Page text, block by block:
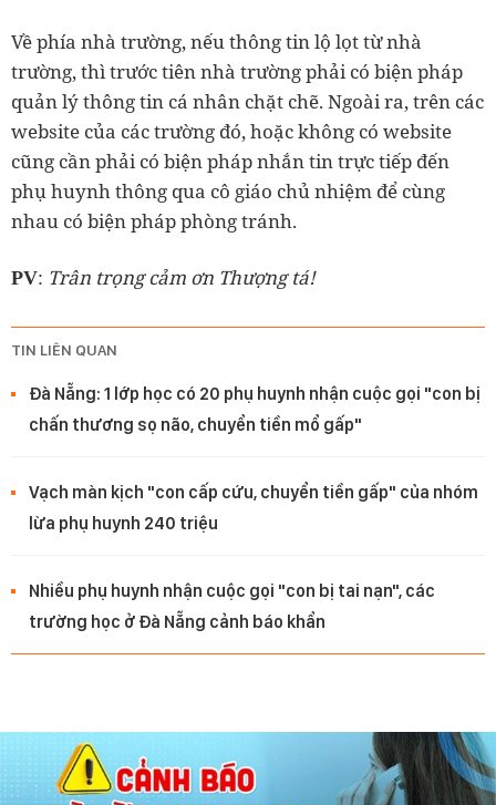
Về phía nhà trường, nếu thông tin lộ lọt từ nhà
trường, thì trước tiên nhà trường phải có biện pháp
quản lý thông tin cá nhân chặt chẽ. Ngoài ra, trên các
website của các trường đó, hoặc không có website
cũng cần phải có biện pháp nhắn tin trực tiếp đến
phụ huynh thông qua cô giáo chủ nhiệm để cùng
nhau có biện pháp phòng tránh.
PV: Trân trọng cảm ơn Thượng tá!
TIN LIÊN QUAN
Đà Nẵng: 1 lớp học có 20 phụ huynh nhận cuộc gọi "con bị
chấn thương sọ não, chuyển tiền mổ gấp"
Vạch màn kịch "con cấp cứu, chuyển tiền gấp" của nhóm
lừa phụ huynh 240 triệu
Nhiều phụ huynh nhận cuộc gọi "con bị tai nạn", các
trường học ở Đà Nẵng cảnh báo khẩn